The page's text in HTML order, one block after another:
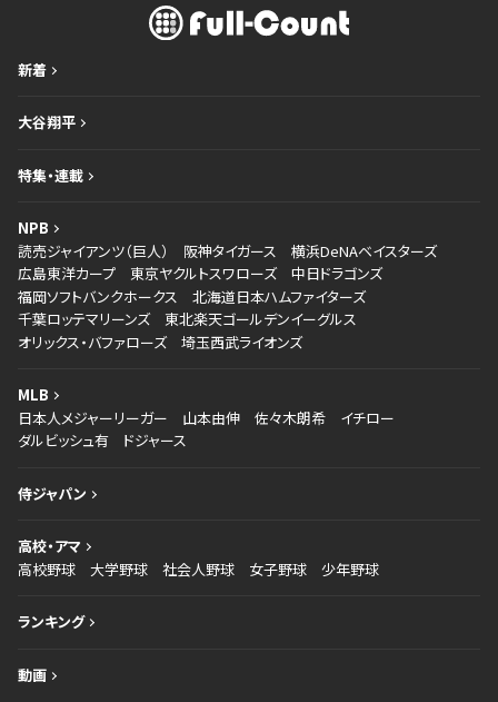
新着
大谷翔平
特集・連載
NPB
読売ジャイアンツ（巨人）
阪神タイガース
横浜DeNAベイスターズ
広島東洋カープ
東京ヤクルトスワローズ
中日ドラゴンズ
福岡ソフトバンクホークス
北海道日本ハムファイターズ
千葉ロッテマリーンズ
東北楽天ゴールデンイーグルス
オリックス・バファローズ
埼玉西武ライオンズ
MLB
日本人メジャーリーガー
山本由伸 佐々木朗希
イチロー
ダルビッシュ有
ドジャース
侍ジャパン
高校・アマ
高校野球
大学野球 社会人野球 女子野球 少年野球
ランキング
動画